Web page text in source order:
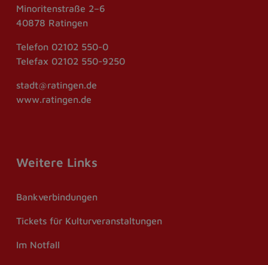
Minoritenstraße 2–6
40878 Ratingen
Telefon 02102 550-0
Telefax 02102 550-9250
stadt@ratingen.de
www.ratingen.de
Weitere Links
Bankverbindungen
Tickets für Kulturveranstaltungen
Im Notfall